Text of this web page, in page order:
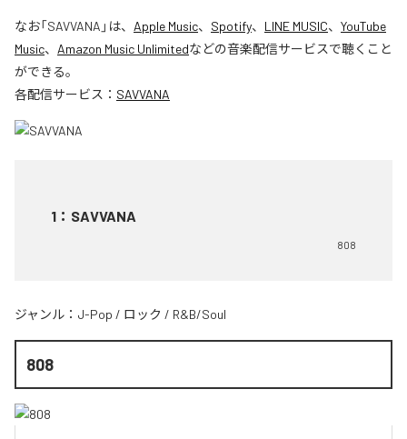
なお「SAVVANA 」は、 Apple Music、 Spotify、 LINE MUSIC、 YouTube
Music、 Amazon Music Unlimitedなどの音楽配信サービスで聴くこと
ができる。
各配信サービス： SAVVANA
1 ： SAVVANA
808
ジャンル： J-Pop / ロック / R&B/Soul
808